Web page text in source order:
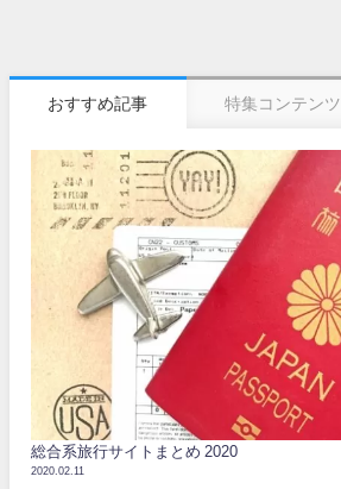
おすすめ記事 特集コンテンツ
総合系旅行サイトまとめ 2020
2020.02.11